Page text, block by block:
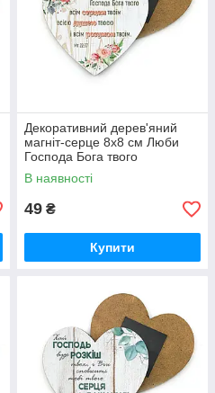
Декоративний дерев'яний
магніт-серце 8х8 см Люби
Господа Бога твого
хрмс0007у
В наявності
49 ₴
Купити